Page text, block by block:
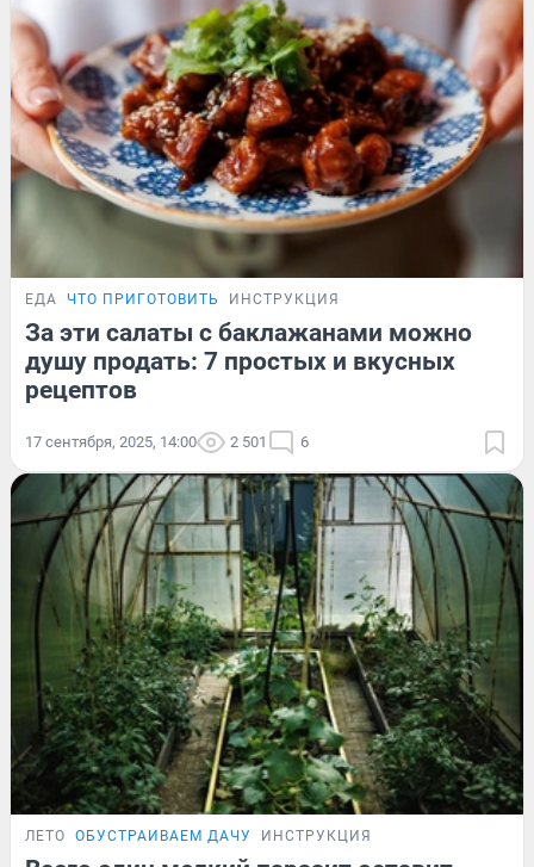
ЕДА ЧТО ПРИГОТОВИТЬ ИНСТРУКЦИЯ
За эти салаты с баклажанами можно
душу продать: 7 простых и вкусных
рецептов
17 сентября, 2025, 14:00 2 501 6
ЛЕТО ОБУСТРАИВАЕМ ДАЧУ ИНСТРУКЦИЯ